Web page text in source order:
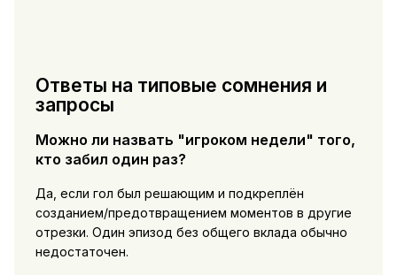
Ответы на типовые сомнения и
запросы
Можно ли назвать "игроком недели" того,
кто забил один раз?
Да, если гол был решающим и подкреплён
созданием/предотвращением моментов в другие
отрезки. Один эпизод без общего вклада обычно
недостаточен.